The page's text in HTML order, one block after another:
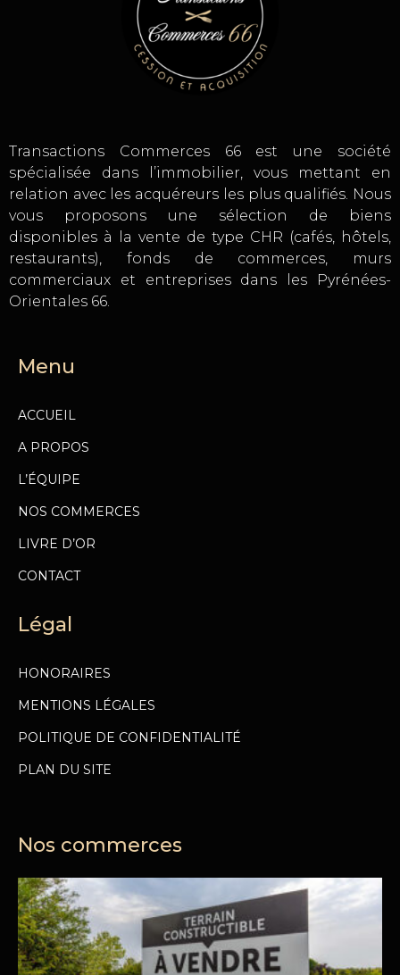
Transactions Commerces 66 est une société
spécialisée dans l’immobilier, vous mettant en
relation avec les acquéreurs les plus qualifiés. Nous
vous proposons une sélection de biens
disponibles à la vente de type CHR (cafés, hôtels,
restaurants), fonds de commerces, murs
commerciaux et entreprises dans les Pyrénées-
Orientales 66.
Menu
ACCUEIL
A PROPOS
L’ÉQUIPE
NOS COMMERCES
LIVRE D’OR
CONTACT
Légal
HONORAIRES
MENTIONS LÉGALES
POLITIQUE DE CONFIDENTIALITÉ
PLAN DU SITE
Nos commerces